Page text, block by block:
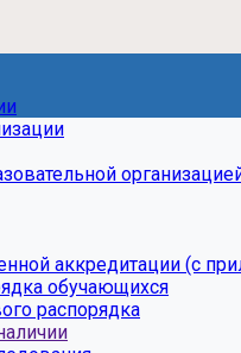
аккредитации (с
обучающихся
распорядка